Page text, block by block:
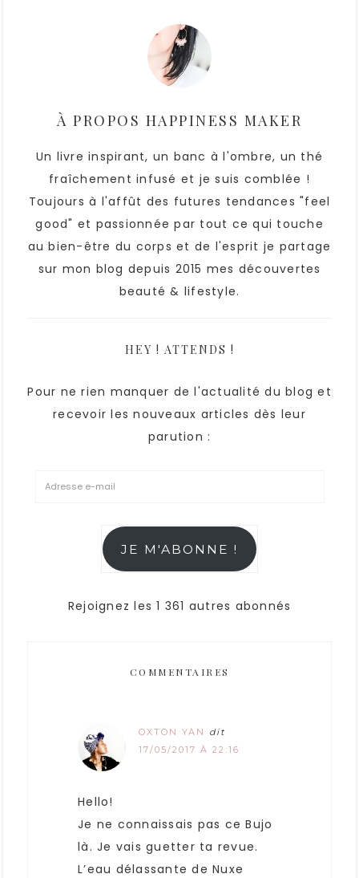
À PROPOS HAPPINESS MAKER
Un livre inspirant, un banc à l'ombre, un thé
fraîchement infusé et je suis comblée !
Toujours à l'affût des futures tendances "feel
good" et passionnée par tout ce qui touche
au bien-être du corps et de l'esprit je partage
sur mon blog depuis 2015 mes découvertes
beauté & lifestyle.
HEY ! ATTENDS !
Pour ne rien manquer de l'actualité du blog et
recevoir les nouveaux articles dès leur
parution :
JE M'ABONNE !
Rejoignez les 1 361 autres abonnés
COMMENTAIRES
OXTON YAN
dit
17/05/2017 À 22:16
Hello!
Je ne connaissais pas ce Bujo
là. Je vais guetter ta revue.
L’eau délassante de Nuxe